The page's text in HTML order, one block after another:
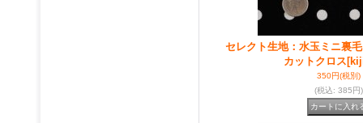
セレクト生地：水玉ミニ裏
カットクロス
350円(税別)
(税込: 385円)